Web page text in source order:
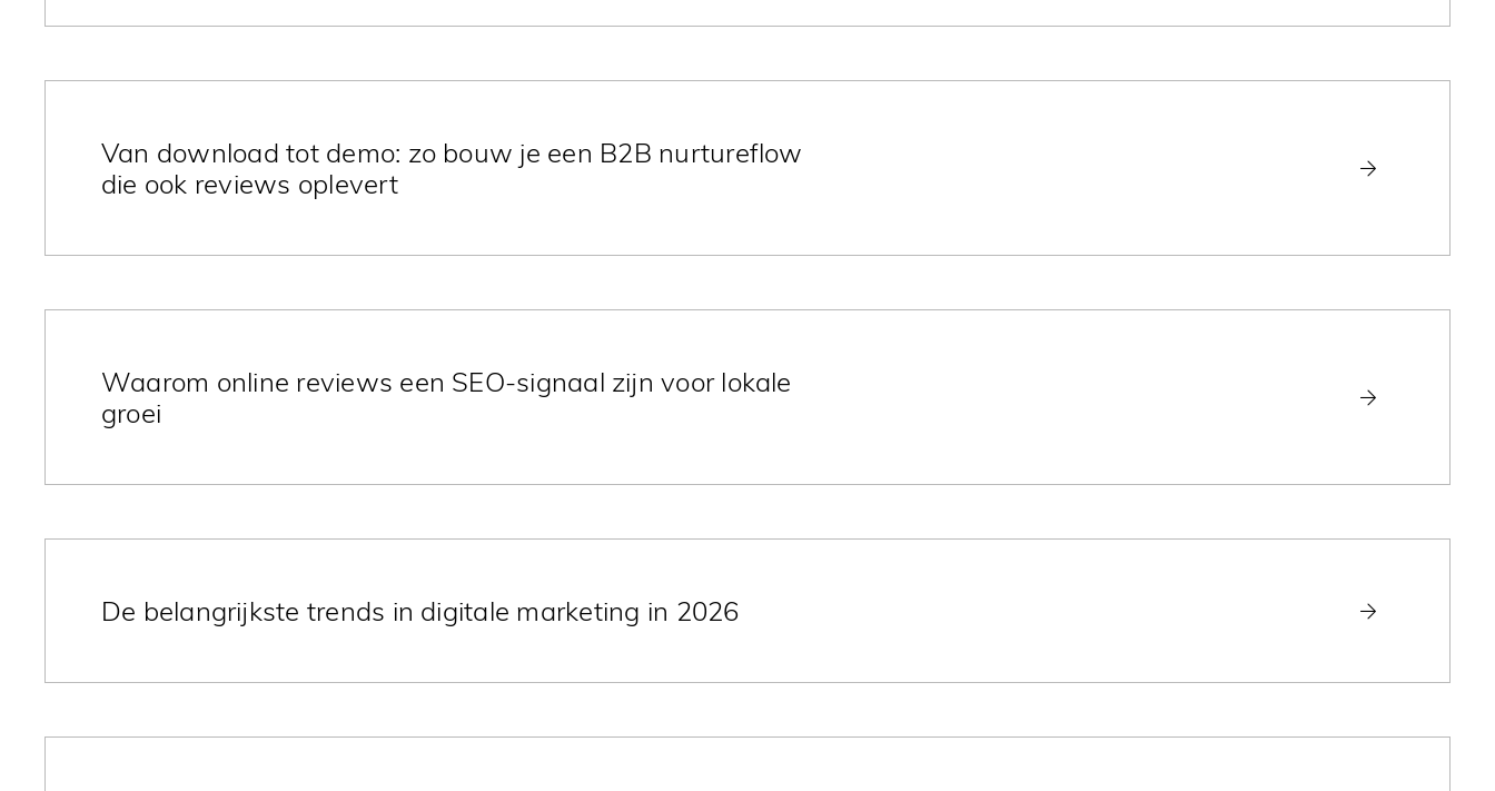
verlies, is slim locatiemanagement een directe hefboom voor omzet en merkwaarde.
Van download tot demo: zo bouw je een B2B nurtureflow
die ook reviews oplevert
reviewverzoeken op het juiste succesmoment.
Waarom online reviews een SEO-signaal zijn voor lokale
groei
voor zoekmachines en AI-gestuurde zoekresultaten.
De belangrijkste trends in digitale marketing in 2026
privacy, social commerce, communities, korte interactieve video’s en NFT’s.